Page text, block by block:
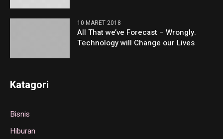
10 MARET 2018
All That we’ve Forecast – Wrongly.
Technology will Change our Lives
Katagori
Bisnis
Hiburan